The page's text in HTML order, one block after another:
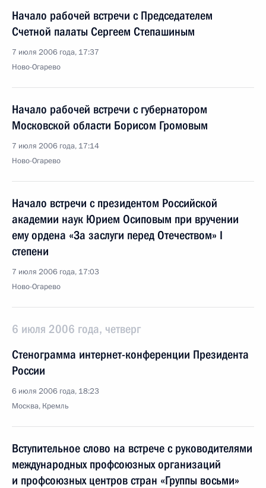
Начало рабочей встречи с Председателем
Счетной палаты Сергеем Степашиным
7 июля 2006 года, 17:37
Ново-Огарево
Начало рабочей встречи с губернатором
Московской области Борисом Громовым
7 июля 2006 года, 17:14
Ново-Огарево
Начало встречи с президентом Российской
академии наук Юрием Осиповым при вручении
ему ордена «За заслуги перед Отечеством» I
степени
7 июля 2006 года, 17:03
Ново-Огарево
6 июля 2006 года, четверг
Стенограмма интернет-конференции Президента
России
6 июля 2006 года, 18:23
Москва, Кремль
Вступительное слово на встрече с руководителями
международных профсоюзных организаций
и профсоюзных центров стран «Группы восьми»